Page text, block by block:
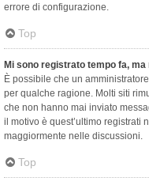
errore di configurazione.
Top
Mi sono registrato tempo fa,
È possibile che un
per qualche ragione. Molti siti
che non hanno mai inviato
il motivo è quest’ultimo registrati
maggiormente nelle discussioni.
Top